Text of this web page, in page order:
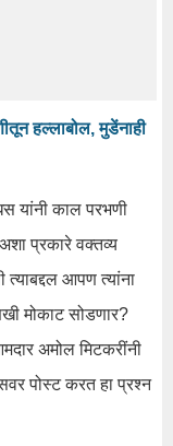
हल्लाबोल, मुडेंनाही
यांनी काल परभणी
अशा प्रकारे वक्तव्य
आपण त्यांना
मोकाट सोडणार?
अमोल मिटकरींनी
पोस्ट करत हा प्रश्न